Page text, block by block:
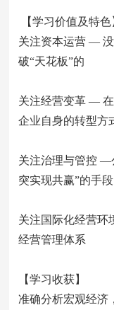
【学习价值及特色
关注资本运营 —
破“天花板”的
关注经营变革 —
企业自身的转型方
关注治理与管控 —
突实现共赢”的手段
关注国际化经营
经营管理体系
【学习收获】
准确分析宏观经济